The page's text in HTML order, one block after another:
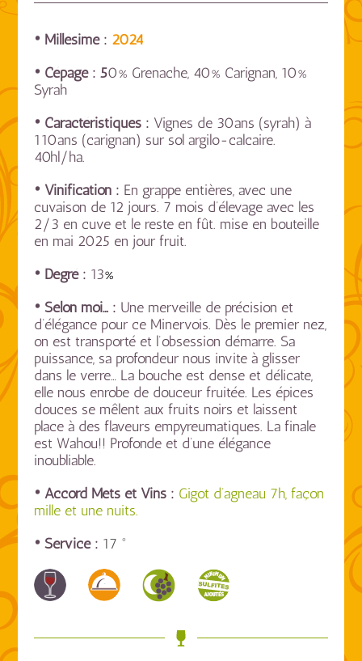
• Millésime : 2024
• Cépage : 50% Grenache, 40% Carignan, 10%
Syrah
• Caractéristiques : Vignes de 30ans (syrah) à
110ans (carignan) sur sol argilo-calcaire.
40hl/ha.
• Vinification : En grappe entières, avec une
cuvaison de 12 jours. 7 mois d’élevage avec les
2/3 en cuve et le reste en fût. mise en bouteille
en mai 2025 en jour fruit.
• Degré : 13%
• Selon moi… : Une merveille de précision et
d’élégance pour ce Minervois. Dès le premier nez,
on est transporté et l’obsession démarre. Sa
puissance, sa profondeur nous invite à glisser
dans le verre… La bouche est dense et délicate,
elle nous enrobe de douceur fruitée. Les épices
douces se mêlent aux fruits noirs et laissent
place à des flaveurs empyreumatiques. La finale
est Wahou!! Profonde et d’une élégance
inoubliable.
• Accord Mets et Vins : Gigot d’agneau 7h, façon
mille et une nuits.
• Service : 17 °